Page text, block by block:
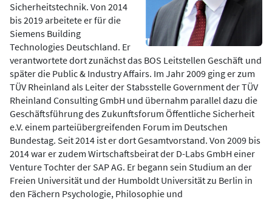
Sicherheitstechnik. Von 2014
bis 2019 arbeitete er für die
Siemens Building
Technologies Deutschland. Er
verantwortete dort zunächst das BOS Leitstellen Geschäft und
später die Public & Industry Affairs. Im Jahr 2009 ging er zum
TÜV Rheinland als Leiter der Stabsstelle Government der TÜV
Rheinland Consulting GmbH und übernahm parallel dazu die
Geschäftsführung des Zukunftsforum Öffentliche Sicherheit
e.V. einem parteiübergreifenden Forum im Deutschen
Bundestag. Seit 2014 ist er dort Gesamtvorstand. Von 2009 bis
2014 war er zudem Wirtschaftsbeirat der D-Labs GmbH einer
Venture Tochter der SAP AG. Er begann sein Studium an der
Freien Universität und der Humboldt Universität zu Berlin in
den Fächern Psychologie, Philosophie und